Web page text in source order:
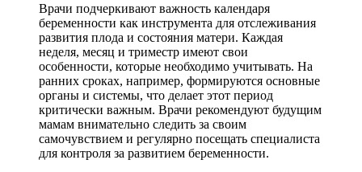
Врачи подчеркивают важность календаря
беременности как инструмента для отслеживания
развития плода и состояния матери. Каждая
неделя, месяц и триместр имеют свои
особенности, которые необходимо учитывать. На
ранних сроках, например, формируются основные
органы и системы, что делает этот период
критически важным. Врачи рекомендуют будущим
мамам внимательно следить за своим
самочувствием и регулярно посещать специалиста
для контроля за развитием беременности.